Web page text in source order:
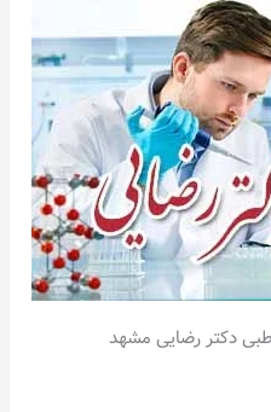
دکتر رضایی مشهد